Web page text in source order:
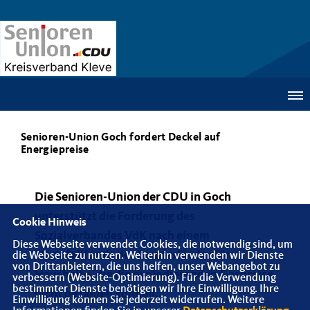
Senioren-Union Goch fordert Deckel auf
Energiepreise
Die Senioren-Union der CDU in Goch
unterstützt die Forderung des
Härtefallfonds der Bundesländer für
Haushalte, die die explodierenden Gaspreise
nicht bezahlen können.
Cookie Hinweis
Diese Webseite verwendet Cookies, die notwendig sind, um
die Webseite zu nutzen. Weiterhin verwenden wir Dienste
von Drittanbietern, die uns helfen, unser Webangebot zu
verbessern (Website-Optimierung). Für die Verwendung
bestimmter Dienste benötigen wir Ihre Einwilligung. Ihre
Einwilligung können Sie jederzeit widerrufen. Weitere